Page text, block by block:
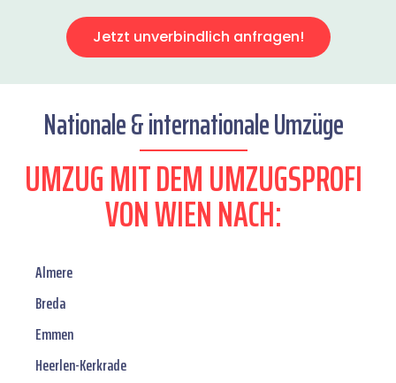
Jetzt unverbindlich anfragen!
Nationale & internationale Umzüge
UMZUG MIT DEM UMZUGSPROFI
VON WIEN NACH:
Almere
Breda
Emmen
Heerlen-Kerkrade